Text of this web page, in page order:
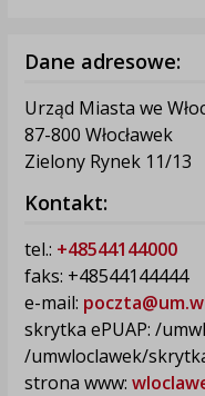
Dane adresowe:
Urząd Miasta we
87-800 Włocławek
Zielony Rynek 11/13
Kontakt:
tel.: +48544144000
faks: +48544144444
e-mail:
skrytka ePUAP: /
/umwloclawek/
strona www: